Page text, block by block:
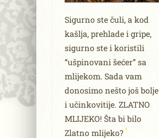
Sigurno ste čuli, a kod
kašlja, prehlade i gripe,
sigurno ste i koristili
“ušpinovani šećer” sa
mlijekom. Sada vam
donosimo nešto još bolje
i učinkovitije. ZLATNO
MLIJEKO! Šta bi bilo
Zlatno mlijeko?